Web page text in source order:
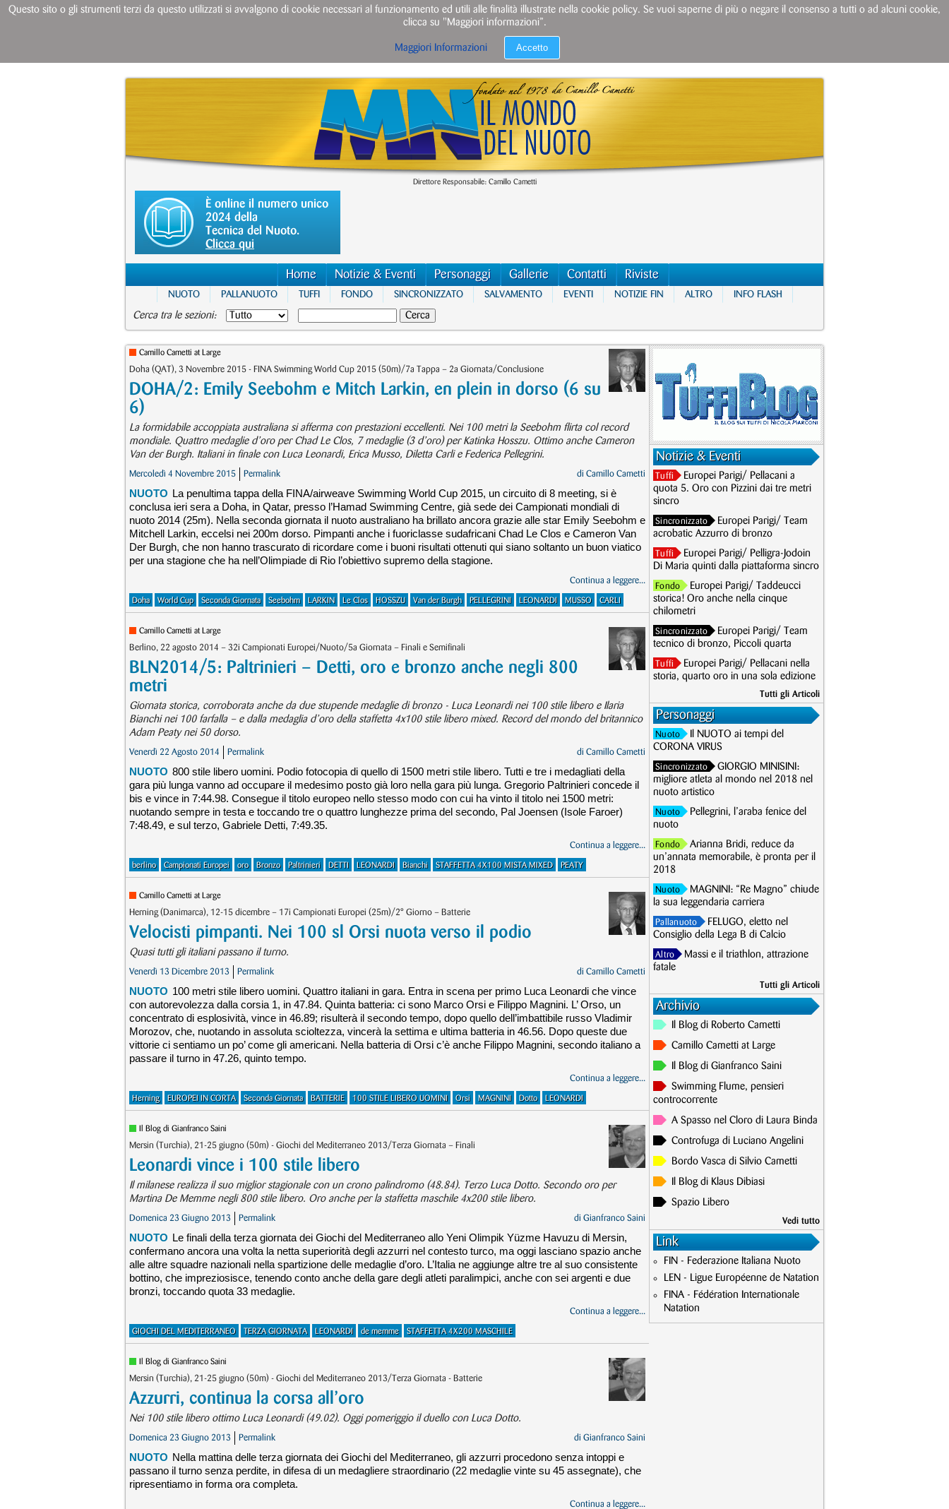
Direttore Responsabile: Camillo Cametti
È online il numero unico
2024 della
Tecnica del Nuoto.
Clicca qui
Home Notizie & Eventi Personaggi Gallerie Contatti Riviste
NUOTO PALLANUOTO TUFFI FONDO SINCRONIZZATO SALVAMENTO EVENTI NOTIZIE FIN ALTRO INFO FLASH
Cerca tra le sezioni:
Camillo Cametti at Large
Doha (QAT), 3 Novembre 2015 - FINA Swimming World Cup 2015 (50m)/7a Tappa – 2a Giornata/Conclusione
DOHA/2: Emily Seebohm e Mitch Larkin, en plein in dorso (6 su
6)
La formidabile accoppiata australiana si afferma con prestazioni eccellenti. Nei 100 metri la Seebohm flirta col record
mondiale. Quattro medaglie d’oro per Chad Le Clos, 7 medaglie (3 d’oro) per Katinka Hosszu. Ottimo anche Cameron
Van der Burgh. Italiani in finale con Luca Leonardi, Erica Musso, Diletta Carli e Federica Pellegrini.
Mercoledì 4 Novembre 2015 Permalink di Camillo Cametti
NUOTO La penultima tappa della FINA/airweave Swimming World Cup 2015, un circuito di 8 meeting, si è
conclusa ieri sera a Doha, in Qatar, presso l’Hamad Swimming Centre, già sede dei Campionati mondiali di
nuoto 2014 (25m). Nella seconda giornata il nuoto australiano ha brillato ancora grazie alle star Emily Seebohm e
Mitchell Larkin, eccelsi nei 200m dorso. Pimpanti anche i fuoriclasse sudafricani Chad Le Clos e Cameron Van
Der Burgh, che non hanno trascurato di ricordare come i buoni risultati ottenuti qui siano soltanto un buon viatico
per una stagione che ha nell’Olimpiade di Rio l’obiettivo supremo della stagione.
Continua a leggere...
Doha World Cup Seconda Giornata Seebohm LARKIN Le Clos HOSSZU Van der Burgh PELLEGRINI LEONARDI MUSSO CARLI
Camillo Cametti at Large
Berlino, 22 agosto 2014 – 32i Campionati Europei/Nuoto/5a Giornata – Finali e Semifinali
BLN2014/5: Paltrinieri – Detti, oro e bronzo anche negli 800
metri
Giornata storica, corroborata anche da due stupende medaglie di bronzo - Luca Leonardi nei 100 stile libero e Ilaria
Bianchi nei 100 farfalla – e dalla medaglia d’oro della staffetta 4x100 stile libero mixed. Record del mondo del britannico
Adam Peaty nei 50 dorso.
Venerdì 22 Agosto 2014 Permalink di Camillo Cametti
NUOTO 800 stile libero uomini. Podio fotocopia di quello di 1500 metri stile libero. Tutti e tre i medagliati della
gara più lunga vanno ad occupare il medesimo posto già loro nella gara più lunga. Gregorio Paltrinieri concede il
bis e vince in 7:44.98. Consegue il titolo europeo nello stesso modo con cui ha vinto il titolo nei 1500 metri:
nuotando sempre in testa e toccando tre o quattro lunghezze prima del secondo, Pal Joensen (Isole Faroer)
7:48.49, e sul terzo, Gabriele Detti, 7:49.35.
Continua a leggere...
berlino Campionati Europei oro Bronzo Paltrinieri DETTI LEONARDI Bianchi STAFFETTA 4X100 MISTA MIXED PEATY
Camillo Cametti at Large
Herning (Danimarca), 12-15 dicembre – 17i Campionati Europei (25m)/2° Giorno – Batterie
Velocisti pimpanti. Nei 100 sl Orsi nuota verso il podio
Quasi tutti gli italiani passano il turno.
Venerdì 13 Dicembre 2013 Permalink di Camillo Cametti
NUOTO 100 metri stile libero uomini. Quattro italiani in gara. Entra in scena per primo Luca Leonardi che vince
con autorevolezza dalla corsia 1, in 47.84. Quinta batteria: ci sono Marco Orsi e Filippo Magnini. L’ Orso, un
concentrato di esplosività, vince in 46.89; risulterà il secondo tempo, dopo quello dell’imbattibile russo Vladimir
Morozov, che, nuotando in assoluta scioltezza, vincerà la settima e ultima batteria in 46.56. Dopo queste due
vittorie ci sentiamo un po’ come gli americani. Nella batteria di Orsi c’è anche Filippo Magnini, secondo italiano a
passare il turno in 47.26, quinto tempo.
Continua a leggere...
Herning EUROPEI IN CORTA Seconda Giornata BATTERIE 100 STILE LIBERO UOMINI Orsi MAGNINI Dotto LEONARDI
Il Blog di Gianfranco Saini
Mersin (Turchia), 21-25 giugno (50m) - Giochi del Mediterraneo 2013/Terza Giornata – Finali
Leonardi vince i 100 stile libero
Il milanese realizza il suo miglior stagionale con un crono palindromo (48.84). Terzo Luca Dotto. Secondo oro per
Martina De Memme negli 800 stile libero. Oro anche per la staffetta maschile 4x200 stile libero.
Domenica 23 Giugno 2013 Permalink di Gianfranco Saini
NUOTO Le finali della terza giornata dei Giochi del Mediterraneo allo Yeni Olimpik Yüzme Havuzu di Mersin,
confermano ancora una volta la netta superiorità degli azzurri nel contesto turco, ma oggi lasciano spazio anche
alle altre squadre nazionali nella spartizione delle medaglie d’oro. L’Italia ne aggiunge altre tre al suo consistente
bottino, che impreziosisce, tenendo conto anche della gare degli atleti paralimpici, anche con sei argenti e due
bronzi, toccando quota 33 medaglie.
Continua a leggere...
GIOCHI DEL MEDITERRANEO TERZA GIORNATA LEONARDI de memme STAFFETTA 4X200 MASCHILE
Il Blog di Gianfranco Saini
Mersin (Turchia), 21-25 giugno (50m) - Giochi del Mediterraneo 2013/Terza Giornata - Batterie
Azzurri, continua la corsa all’oro
Nei 100 stile libero ottimo Luca Leonardi (49.02). Oggi pomeriggio il duello con Luca Dotto.
Domenica 23 Giugno 2013 Permalink di Gianfranco Saini
NUOTO Nella mattina delle terza giornata dei Giochi del Mediterraneo, gli azzurri procedono senza intoppi e
passano il turno senza perdite, in difesa di un medagliere straordinario (22 medaglie vinte su 45 assegnate), che
ripresentiamo in forma ora completa.
Continua a leggere...
Notizie & Eventi
Tuffi
Europei Parigi/ Pellacani a
quota 5. Oro con Pizzini dai tre metri
sincro
Sincronizzato
Europei Parigi/ Team
acrobatic Azzurro di bronzo
Tuffi
Europei Parigi/ Pelligra-Jodoin
Di Maria quinti dalla piattaforma sincro
Fondo
Europei Parigi/ Taddeucci
storica! Oro anche nella cinque
chilometri
Sincronizzato
Europei Parigi/ Team
tecnico di bronzo, Piccoli quarta
Tuffi
Europei Parigi/ Pellacani nella
storia, quarto oro in una sola edizione
Tutti gli Articoli
Personaggi
Nuoto
Il NUOTO ai tempi del
CORONA VIRUS
Sincronizzato
GIORGIO MINISINI:
migliore atleta al mondo nel 2018 nel
nuoto artistico
Nuoto
Pellegrini, l’araba fenice del
nuoto
Fondo
Arianna Bridi, reduce da
un’annata memorabile, è pronta per il
2018
Nuoto
MAGNINI: “Re Magno” chiude
la sua leggendaria carriera
Pallanuoto
FELUGO, eletto nel
Consiglio della Lega B di Calcio
Altro
Massi e il triathlon, attrazione
fatale
Tutti gli Articoli
Archivio
Il Blog di Roberto Cametti
Camillo Cametti at Large
Il Blog di Gianfranco Saini
Swimming Flume, pensieri
controcorrente
A Spasso nel Cloro di Laura Binda
Controfuga di Luciano Angelini
Bordo Vasca di Silvio Cametti
Il Blog di Klaus Dibiasi
Spazio Libero
Vedi tutto
Link
FIN - Federazione Italiana Nuoto
LEN - Ligue Européenne de Natation
FINA - Fédération Internationale
Natation
Questo sito o gli strumenti terzi da questo utilizzati si avvalgono di cookie necessari al funzionamento ed utili alle finalità illustrate nella cookie policy. Se vuoi saperne di più o negare il consenso a tutti o ad alcuni cookie,
clicca su "Maggiori informazioni”.
Maggiori Informazioni Accetto